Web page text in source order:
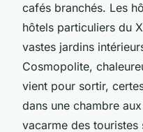
cafés branchés. Les
hôtels particuliers du
vastes jardins
Cosmopolite,
vient pour sortir,
dans une chambre
vacarme des